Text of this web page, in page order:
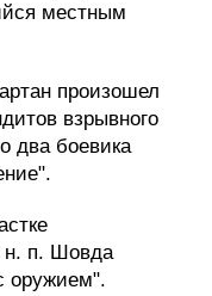
местным
произошел
взрывного
два боевика
н. п. Шовда
оружием".